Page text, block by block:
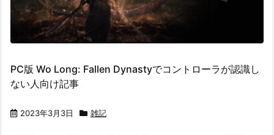
PC版 Wo Long: Fallen Dynastyでコントローラが認識し
ない人向け記事
2023年3月3日 雑記